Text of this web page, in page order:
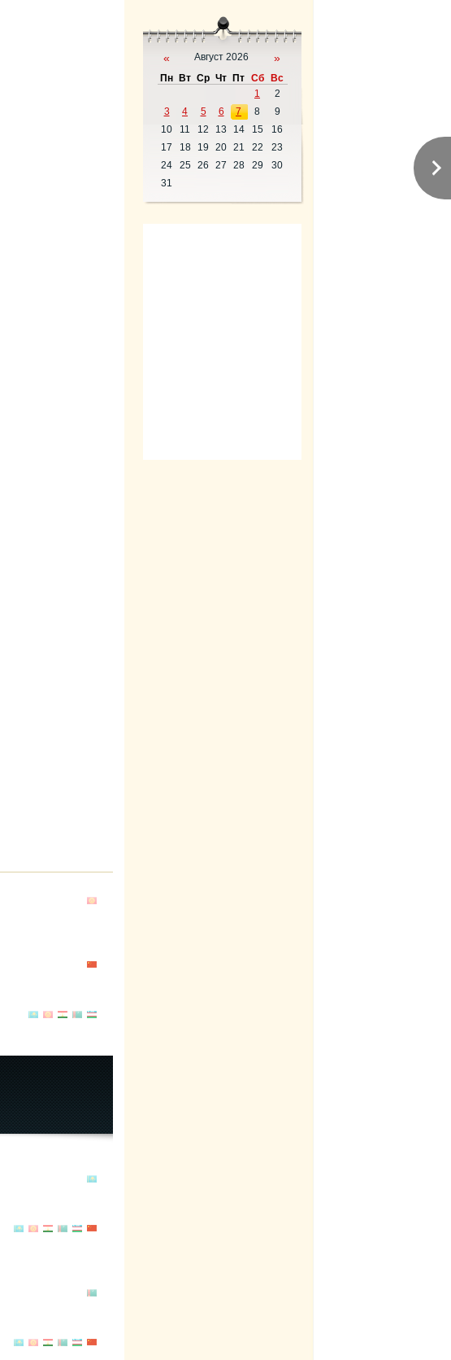
« Август 2026 »
Пн Вт Ср Чт Пт Сб
Вс
1
2
3
4 5 6 7 8
9
10
11 12 13 14 15
16
17
18 19 20 21 22
23
24
25 26 27 28 29
30
31